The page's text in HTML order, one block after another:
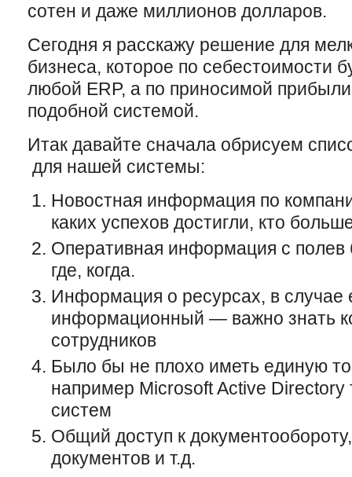
сотен и даже миллионов долларов.
Сегодня я расскажу решение для
бизнеса, которое по себестоимости
любой ЕRP, а по приносимой
подобной системой.
Итак давайте сначала обрисуем
для нашей системы:
Новостная информация по
каких успехов достигли, кто
Оперативная информация с полев
где, когда.
Информация о ресурсах, в случае
информационный — важно знать
сотрудников
Было бы не плохо иметь единую
например Microsoft Active Directory
систем
Общий доступ к
документов и т.д.